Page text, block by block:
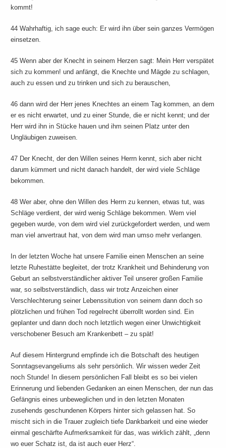
kommt!
44 Wahrhaftig, ich sage euch: Er wird ihn über sein ganzes Vermögen
einsetzen.
45 Wenn aber der Knecht in seinem Herzen sagt: Mein Herr verspätet
sich zu kommen! und anfängt, die Knechte und Mägde zu schlagen,
auch zu essen und zu trinken und sich zu berauschen,
46 dann wird der Herr jenes Knechtes an einem Tag kommen, an dem
er es nicht erwartet, und zu einer Stunde, die er nicht kennt; und der
Herr wird ihn in Stücke hauen und ihm seinen Platz unter den
Ungläubigen zuweisen.
47 Der Knecht, der den Willen seines Herrn kennt, sich aber nicht
darum kümmert und nicht danach handelt, der wird viele Schläge
bekommen.
48 Wer aber, ohne den Willen des Herrn zu kennen, etwas tut, was
Schläge verdient, der wird wenig Schläge bekommen. Wem viel
gegeben wurde, von dem wird viel zurückgefordert werden, und wem
man viel anvertraut hat, von dem wird man umso mehr verlangen.
In der letzten Woche hat unsere Familie einen Menschen an seine
letzte Ruhestätte begleitet, der trotz Krankheit und Behinderung von
Geburt an selbstverständlicher aktiver Teil unserer großen Familie
war, so selbstverständlich, dass wir trotz Anzeichen einer
Verschlechterung seiner Lebenssitution von seinem dann doch so
plötzlichen und frühen Tod regelrecht überrollt worden sind. Ein
geplanter und dann doch noch letztlich wegen einer Unwichtigkeit
verschobener Besuch am Krankenbett – zu spät!
Auf diesem Hintergrund empfinde ich die Botschaft des heutigen
Sonntagsevangeliums als sehr persönlich. Wir wissen weder Zeit
noch Stunde! In diesem persönlichen Fall bleibt es so bei vielen
Erinnerung und liebenden Gedanken an einen Menschen, der nun das
Gefängnis eines unbeweglichen und in den letzten Monaten
zusehends geschundenen Körpers hinter sich gelassen hat. So
mischt sich in die Trauer zugleich tiefe Dankbarkeit und eine wieder
einmal geschärfte Aufmerksamkeit für das, was wirklich zählt, „denn
wo euer Schatz ist, da ist auch euer Herz“.